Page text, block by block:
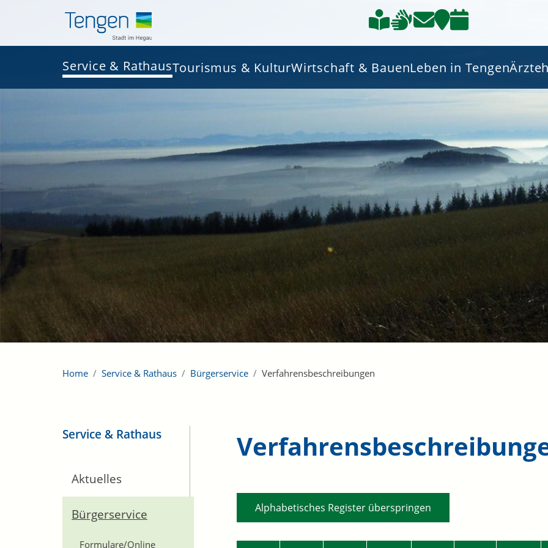
Service & RathausTourismus & KulturWirtschaft & BauenLeben in Tengen
Home Service & Rathaus Bürgerservice Verfahrensbeschreibungen
Service & Rathaus
Aktuelles
Bürgerservice
Formulare/Online
Alphabetisches Register überspringen